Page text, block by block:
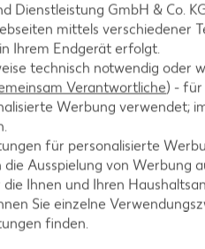
rühren.
unter die
Dienstleistung GmbH & Co.
mittels verschiedener
Ihrem Endgerät erfolgt.
technisch notwendig oder
Verantwortliche) - für
Werbung verwendet;
für personalisierte
Ausspielung von Werbung
Ihnen und Ihren
Sie einzelne
finden.